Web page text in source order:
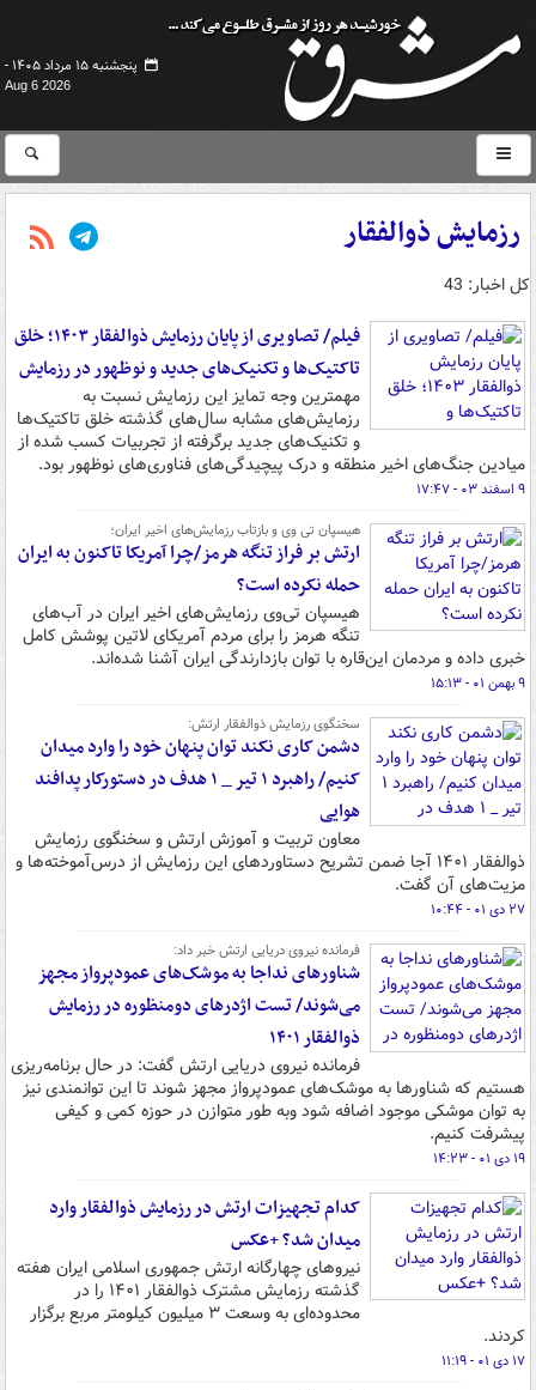
پنجشنبه ۱۵ مرداد ۱۴۰۵ -
Aug 6 2026
رزمایش ذوالفقار
کل اخبار: 43
فیلم/ تصاویری از پایان رزمایش ذوالفقار ۱۴۰۳؛ خلق
تاکتیک‌ها و تکنیک‌های جدید و نوظهور در رزمایش
مهمترین وجه تمایز این رزمایش نسبت به
رزمایش‌های مشابه سال‌های گذشته خلق تاکتیک‌ها
و تکنیک‌های جدید برگرفته از تجربیات کسب شده از
میادین جنگ‌های اخیر منطقه و درک پیچیدگی‌های فناوری‌های نوظهور بود.
۹ اسفند ۰۳ - ۱۷:۴۷
هیسپان تی وی و بازتاب رزمایش‌های اخیر ایران؛
ارتش بر فراز تنگه هرمز/چرا آمریکا تاکنون به ایران
حمله نکرده است؟
هیسپان تی‌وی رزمایش‌های اخیر ایران در آب‌های
تنگه هرمز را برای مردم آمریکای لاتین پوشش کامل
خبری داده و مردمان این‌قاره با توان بازدارندگی ایران آشنا شده‌اند.
۹ بهمن ۰۱ - ۱۵:۱۳
سخنگوی رزمایش ذوالفقار ارتش:
دشمن کاری نکند توان پنهان خود را وارد میدان
کنیم/ راهبرد ۱ تیر _ ۱ هدف در دستورکار پدافند
هوایی
معاون تربیت و آموزش ارتش و سخنگوی رزمایش
ذوالفقار ۱۴۰۱ آجا ضمن تشریح دستاوردهای این رزمایش از درس‌آموخته‌ها و
مزیت‌های آن گفت.
۲۷ دی ۰۱ - ۱۰:۴۴
فرمانده نیروی دریایی ارتش خبر داد:
شناورهای نداجا به موشک‌های عمودپرواز مجهز
می‌شوند/ تست اژدرهای دومنظوره در رزمایش
ذوالفقار ۱۴۰۱
فرمانده نیروی دریایی ارتش گفت: در حال برنامه‌ریزی
هستیم که شناورها به موشک‌های عمودپرواز مجهز شوند تا این توانمندی نیز
به توان موشکی موجود اضافه شود وبه طور متوازن در حوزه کمی و کیفی
پیشرفت کنیم.
۱۹ دی ۰۱ - ۱۴:۲۳
کدام تجهیزات ارتش در رزمایش ذوالفقار وارد
میدان شد؟ +عکس
نیروهای چهارگانه ارتش جمهوری اسلامی ایران هفته
گذشته رزمایش مشترک ذوالفقار ۱۴۰۱ را در
محدوده‌ای به وسعت ۳ میلیون کیلومتر مربع برگزار
کردند.
۱۷ دی ۰۱ - ۱۱:۱۹